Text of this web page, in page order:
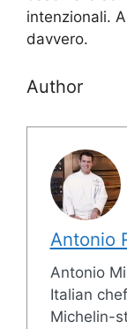
intenzionali.
davvero.
Author
Antonio
Antonio
Italian
Michelin-